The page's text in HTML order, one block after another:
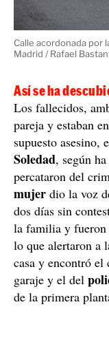
Calle acordonada por
Madrid / Rafael
Así se ha
Los fallecidos,
pareja y estaban
supuesto asesino,
Soledad, según
percataron del
mujer dio la voz
dos días sin
la familia y fueron
lo que alertaron a
casa y encontró el
garaje y el del
de la primera